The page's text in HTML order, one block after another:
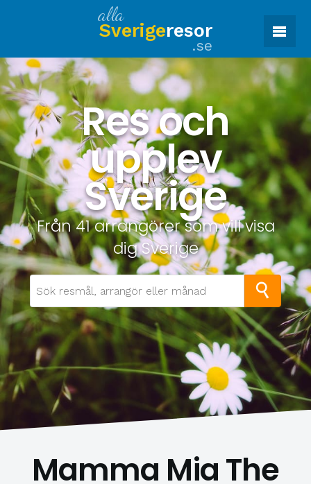
alla
Sverigeresor
.se
Res och
upplev
Sverige
Från 41 arrangörer som vill visa
dig Sverige
Mamma Mia The